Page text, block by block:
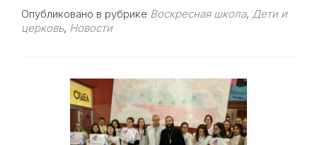
about
Паломничество
обителям
Опубликовано в рубрике Воскресная школа, Дети и
церковь, Новости